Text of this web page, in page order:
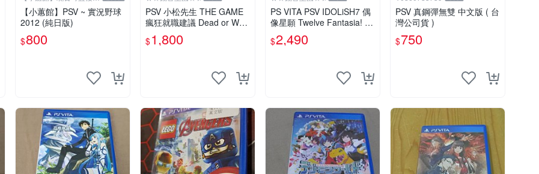
標
【小蕙館】PSV ~ 實況野球
2012 (純日版)
$800
PSV 小松先生 THE GAME
瘋狂就職建議 Dead or Wor
k 特裝版 限定版 日版 日文
版 阿松 松野輕松
$1,800
PS VITA PSV IDOLiSH7 偶
像星願 Twelve Fantasia! 限
定版 純日版 日文版 特裝版
$2,490
PSV 真鋼彈無雙 中文版 ( 台
灣公司貨 )
$750